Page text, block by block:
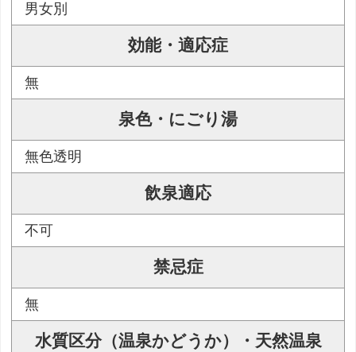
男女別
効能・適応症
無
泉色・にごり湯
無色透明
飲泉適応
不可
禁忌症
無
水質区分（温泉かどうか）・天然温泉